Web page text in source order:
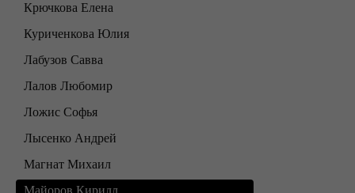
Крючкова Елена
Куриченкова Юлия
Лабузов Савва
Лалов Любомир
Ложис Софья
Лысенко Андрей
Магнат Михаил
Майоров Кирилл